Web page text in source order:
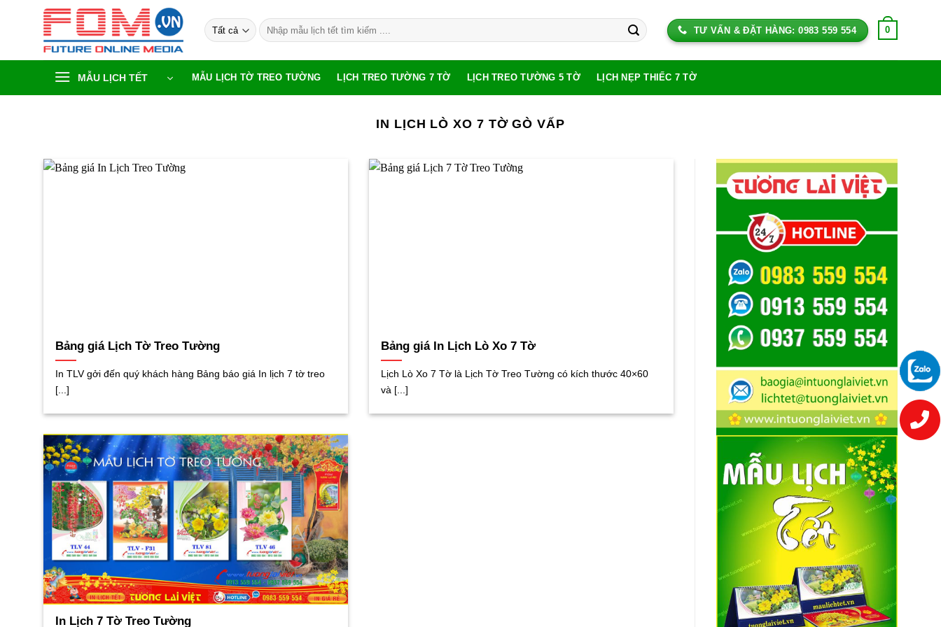
dung
Tìm
kiếm:
TƯ VẤN & ĐẶT HÀNG: 0983 559 554 0
MẪU LỊCH TẾT MẪU LỊCH TỜ TREO TƯỜNG LỊCH TREO TƯỜNG 7 TỜ LỊCH TREO TƯỜNG 5 TỜ LỊCH NẸP THIẾC 7 TỜ
IN LỊCH LÒ XO 7 TỜ GÒ VẤP
Bảng giá Lịch Tờ Treo Tường
In TLV gởi đến quý khách hàng Bảng báo giá In lịch 7 tờ treo
[...]
Bảng giá In Lịch Lò Xo 7 Tờ
Lịch Lò Xo 7 Tờ là Lịch Tờ Treo Tường có kích thước 40×60
và [...]
In Lịch 7 Tờ Treo Tường